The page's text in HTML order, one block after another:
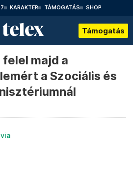
KARAKTER TÁMOGATÁS SHOP
Támogatás
felel majd a
a Szociális és